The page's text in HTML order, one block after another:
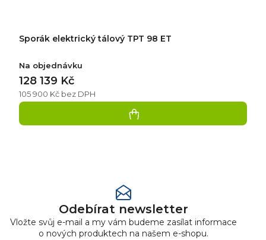
Sporák elektrický tálový TPT 98 ET
Na objednávku
105 900 Kč bez DPH
128 139 Kč
Odebírat newsletter
Vložte svůj e-mail a my vám budeme zasílat informace
o nových produktech na našem e-shopu.